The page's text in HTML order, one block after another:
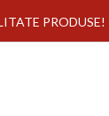
PRODUSE!